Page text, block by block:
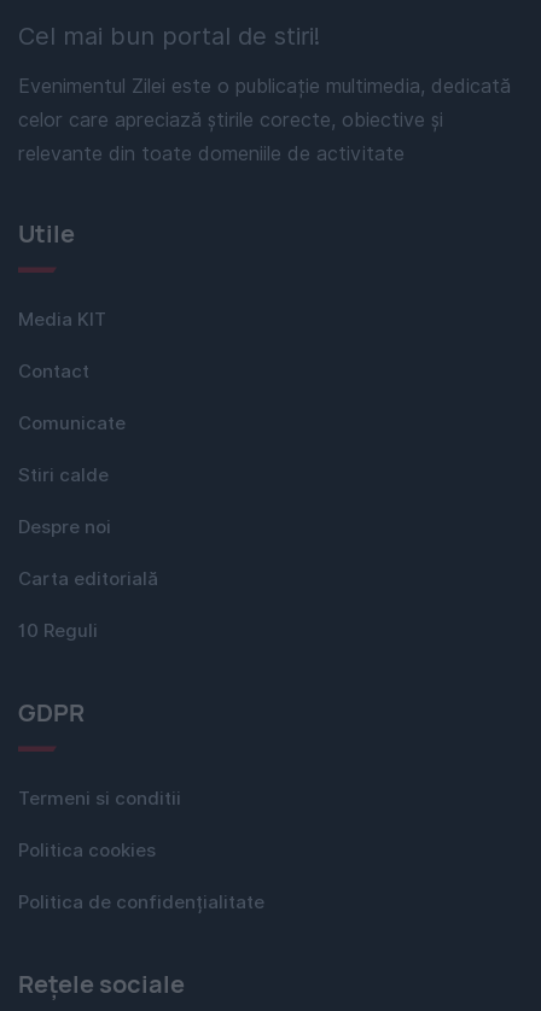
Cel mai bun portal de stiri!
Evenimentul Zilei este o publicație multimedia, dedicată
celor care apreciază știrile corecte, obiective și
relevante din toate domeniile de activitate
Utile
Media KIT
Contact
Comunicate
Stiri calde
Despre noi
Carta editorială
10 Reguli
GDPR
Termeni si conditii
Politica cookies
Politica de confidențialitate
Rețele sociale